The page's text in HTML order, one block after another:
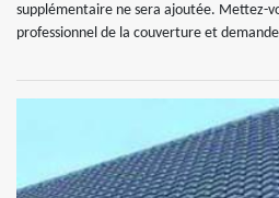
supplémentaire ne sera ajoutée. Mettez-
professionnel de la couverture et